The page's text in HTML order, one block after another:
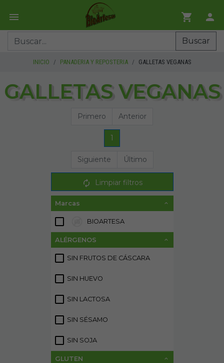
Buscar
INICIO PANADERIA Y REPOSTERIA GALLETAS VEGANAS
GALLETAS VEGANAS
Primero Anterior
1
Siguiente Último
Limpiar filtros
Marcas
BIOARTESA
ALÉRGENOS
SIN FRUTOS DE CÁSCARA
SIN HUEVO
SIN LACTOSA
SIN SÉSAMO
SIN SOJA
GLUTEN